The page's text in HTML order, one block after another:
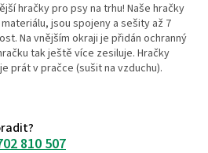
hračky pro psy na trhu! Naše hračky
jsou spojeny a sešity až 7
Na vnějším okraji je přidán ochranný
tak ještě více zesiluje. Hračky
prát v pračce (sušit na vzduchu).
810 507